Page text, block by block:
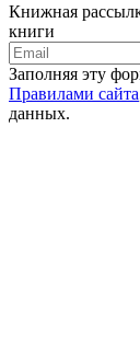
Книжная
книги
Заполняя эту
Правилами сайта
данных.